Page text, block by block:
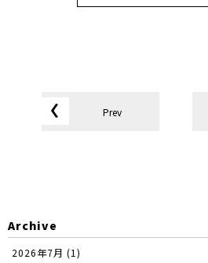
Prev
Archive
2026年7月 (1)